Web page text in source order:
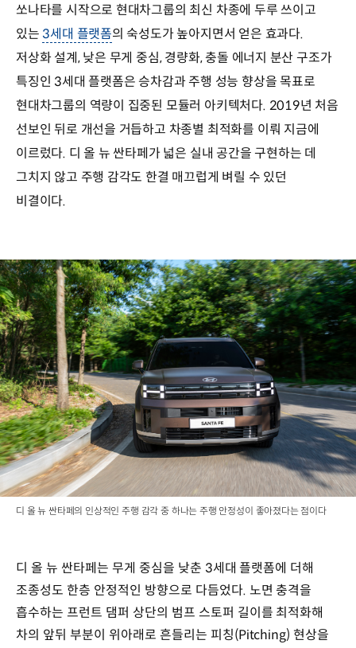
쏘나타를 시작으로 현대차그룹의 최신 차종에 두루 쓰이고
있는 3세대 플랫폼의 숙성도가 높아지면서 얻은 효과다.
저상화 설계, 낮은 무게 중심, 경량화, 충돌 에너지 분산 구조가
특징인 3세대 플랫폼은 승차감과 주행 성능 향상을 목표로
현대차그룹의 역량이 집중된 모듈러 아키텍처다. 2019년 처음
선보인 뒤로 개선을 거듭하고 차종별 최적화를 이뤄 지금에
이르렀다. 디 올 뉴 싼타페가 넓은 실내 공간을 구현하는 데
그치지 않고 주행 감각도 한결 매끄럽게 벼릴 수 있던
비결이다.
디 올 뉴 싼타페의 인상적인 주행 감각 중 하나는 주행 안정성이 좋아졌다는 점이다
디 올 뉴 싼타페는 무게 중심을 낮춘 3세대 플랫폼에 더해
조종성도 한층 안정적인 방향으로 다듬었다. 노면 충격을
흡수하는 프런트 댐퍼 상단의 범프 스토퍼 길이를 최적화해
차의 앞뒤 부분이 위아래로 흔들리는 피칭(Pitching) 현상을